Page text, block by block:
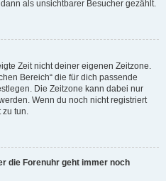
als unsichtbarer Besucher gezählt.
Zeit nicht deiner eigenen Zeitzone.
Bereich“ die für dich passende
Die Zeitzone kann dabei nur
Wenn du noch nicht registriert
zu tun.
die Forenuhr geht immer noch